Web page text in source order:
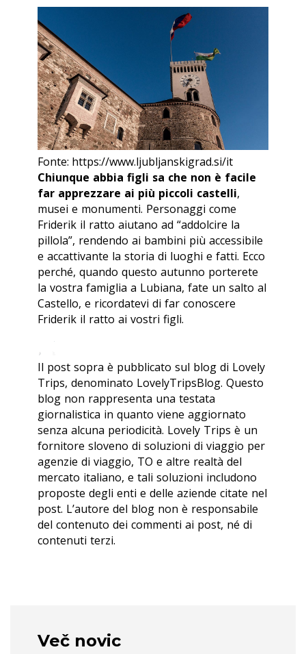
Fonte: https://www.ljubljanskigrad.si/it
Chiunque abbia figli sa che non è facile
far apprezzare ai più piccoli castelli,
musei e monumenti. Personaggi come
Friderik il ratto aiutano ad “addolcire la
pillola”, rendendo ai bambini più accessibile
e accattivante la storia di luoghi e fatti. Ecco
perché, quando questo autunno porterete
la vostra famiglia a Lubiana, fate un salto al
Castello, e ricordatevi di far conoscere
Friderik il ratto ai vostri figli.
Il post sopra è pubblicato sul blog di Lovely
Trips, denominato LovelyTripsBlog. Questo
blog non rappresenta una testata
giornalistica in quanto viene aggiornato
senza alcuna periodicità. Lovely Trips è un
fornitore sloveno di soluzioni di viaggio per
agenzie di viaggio, TO e altre realtà del
mercato italiano, e tali soluzioni includono
proposte degli enti e delle aziende citate nel
post. L’autore del blog non è responsabile
del contenuto dei commenti ai post, né di
contenuti terzi.
Več novic